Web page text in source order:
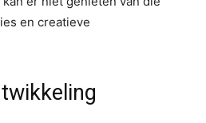
en creatieve